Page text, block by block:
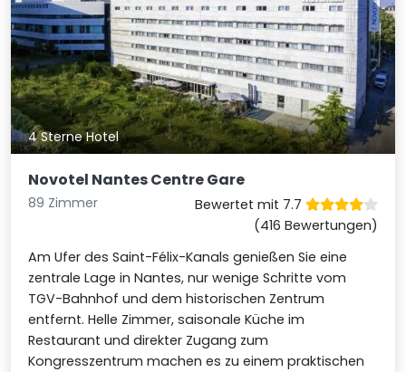
4 Sterne Hotel
Novotel Nantes Centre Gare
89 Zimmer
Bewertet mit 7.7
(416 Bewertungen)
Am Ufer des Saint-Félix-Kanals genießen Sie eine
zentrale Lage in Nantes, nur wenige Schritte vom
TGV-Bahnhof und dem historischen Zentrum
entfernt. Helle Zimmer, saisonale Küche im
Restaurant und direkter Zugang zum
Kongresszentrum machen es zu einem praktischen